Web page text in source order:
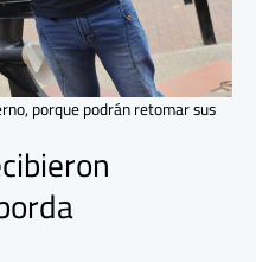
porque podrán retomar sus